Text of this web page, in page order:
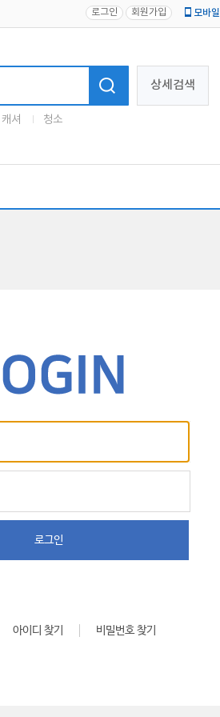
로그인 회원가입 모바일
상세검색
캐셔 청소
로그인
아이디 찾기 비밀번호 찾기